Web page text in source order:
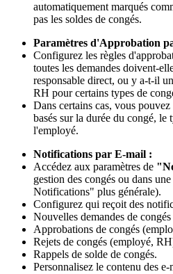
automatiquement marqués
pas les soldes de congés.
Paramètres d'Approbation
Configurez les règles
toutes les demandes doivent-
responsable direct, ou y a-t-il
RH pour certains types de
Dans certains cas, vous
basés sur la durée du congé, le
l'employé.
Notifications par E-mail :
Accédez aux paramètres de
gestion des congés ou dans
Notifications" plus générale).
Configurez qui reçoit des
Nouvelles demandes de
Approbations de congés
Rejets de congés (employé,
Rappels de solde de congés.
Personnalisez le contenu des